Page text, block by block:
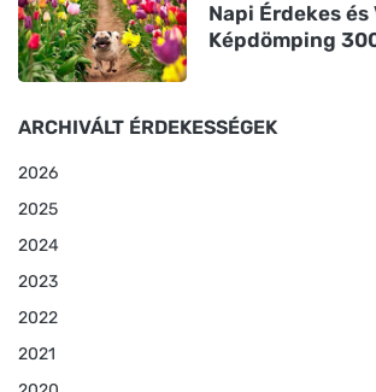
Napi Érdekes és
Képdömping
ARCHIVÁLT ÉRDEKESSÉGEK
2026
2025
2024
2023
2022
2021